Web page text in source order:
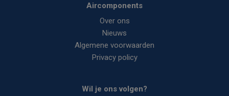
Aircomponents
Over ons
Nieuws
Algemene voorwaarden
Privacy policy
Wil je ons volgen?